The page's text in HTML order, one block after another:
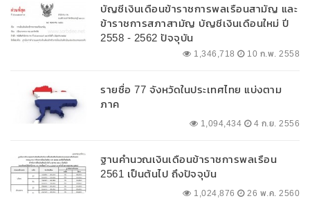
บัญชีเงินเดือนข้าราชการพลเรือนสามัญ และ
ข้าราชการสภาสามัญ บัญชีเงินเดือนใหม่ ปี
2558 - 2562 ปัจจุบัน
1,346,718 10 ก.พ. 2558
รายชื่อ 77 จังหวัดในประเทศไทย แบ่งตาม
ภาค
1,094,434 4 ก.ย. 2556
ฐานคำนวณเงินเดือนข้าราชการพลเรือน
2561 เป็นต้นไป ถึงปัจจุบัน
1,024,876 26 พ.ค. 2560